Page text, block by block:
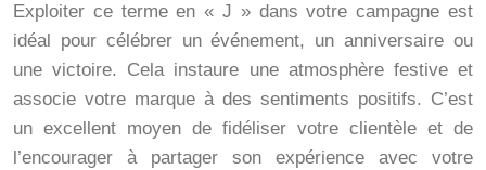
Exploiter ce terme en « J » dans votre campagne est
idéal pour célébrer un événement, un anniversaire ou
une victoire. Cela instaure une atmosphère festive et
associe votre marque à des sentiments positifs. C’est
un excellent moyen de fidéliser votre clientèle et de
l’encourager à partager son expérience avec votre